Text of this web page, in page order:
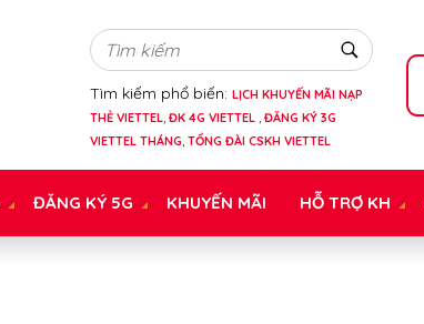
Tìm kiếm phổ biến: LỊCH KHUYẾN MÃI NẠP
THẺ VIETTEL, ĐK 4G VIETTEL , ĐĂNG KÝ 3G
VIETTEL THÁNG, TỔNG ĐÀI CSKH VIETTEL
ĐĂNG KÝ 5G KHUYẾN MÃI HỖ TRỢ KH